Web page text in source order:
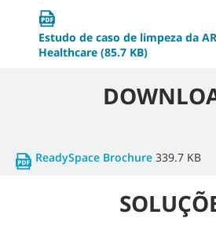
Estudo de caso de limpeza da
Healthcare (85.7 KB)
ReadySpace Brochure 339.7 KB